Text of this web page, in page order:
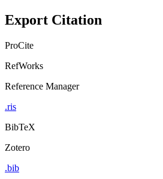
Export Citation
ProCite
RefWorks
Reference Manager
.ris
BibTeX
Zotero
.bib